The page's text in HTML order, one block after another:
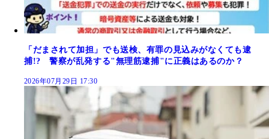
「だまされて加担」でも送検、有罪の見込みがなくても逮
捕!? 警察が乱発する"無理筋逮捕"に正義はあるのか？
2026年07月29日 17:30